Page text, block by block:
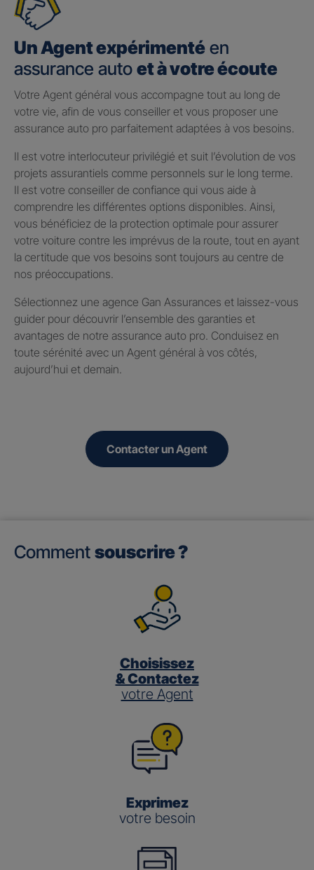
Un Agent expérimenté en
assurance auto et à votre écoute
Votre Agent général vous accompagne tout au long de
votre vie, afin de vous conseiller et vous proposer une
assurance auto pro parfaitement adaptées à vos besoins.
Il est votre interlocuteur privilégié et suit l’évolution de vos
projets assurantiels comme personnels sur le long terme.
Il est votre conseiller de confiance qui vous aide à
comprendre les différentes options disponibles. Ainsi,
vous bénéficiez de la protection optimale pour assurer
votre voiture contre les imprévus de la route, tout en ayant
la certitude que vos besoins sont toujours au centre de
nos préoccupations.
Sélectionnez une agence Gan Assurances et laissez-vous
guider pour découvrir l’ensemble des garanties et
avantages de notre assurance auto pro. Conduisez en
toute sérénité avec un Agent général à vos côtés,
aujourd’hui et demain.
Contacter un Agent
Comment souscrire ?
Choisissez
& Contactez
votre Agent
Exprimez
votre besoin